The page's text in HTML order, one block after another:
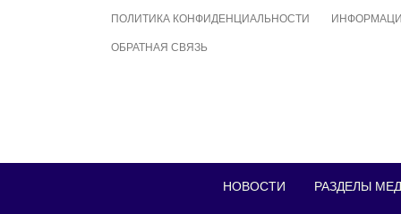
ПОЛИТИКА КОНФИДЕНЦИАЛЬНОСТИ
ОБРАТНАЯ СВЯЗЬ
НОВОСТИ РАЗДЕЛЫ